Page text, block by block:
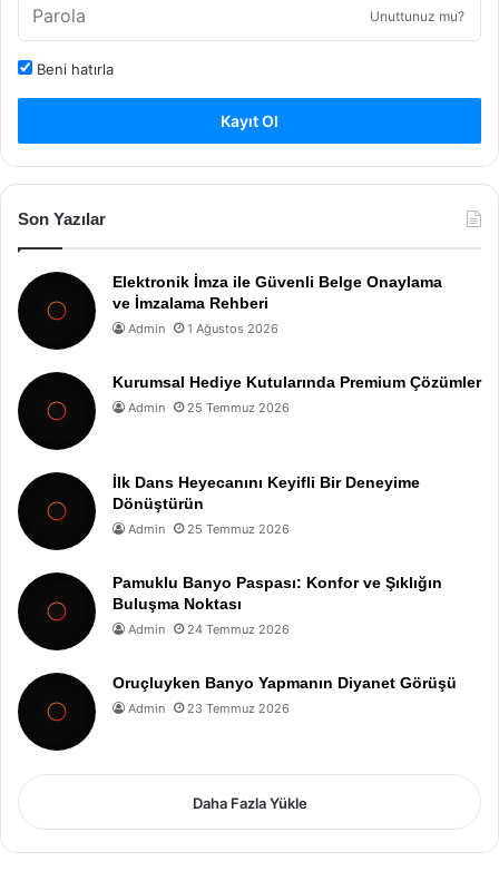
Unuttunuz mu?
Beni hatırla
Kayıt Ol
Son Yazılar
Elektronik İmza ile Güvenli Belge Onaylama
ve İmzalama Rehberi
Admin 1 Ağustos 2026
Kurumsal Hediye Kutularında Premium Çözümler
Admin 25 Temmuz 2026
İlk Dans Heyecanını Keyifli Bir Deneyime
Dönüştürün
Admin 25 Temmuz 2026
Pamuklu Banyo Paspası: Konfor ve Şıklığın
Buluşma Noktası
Admin 24 Temmuz 2026
Oruçluyken Banyo Yapmanın Diyanet Görüşü
Admin 23 Temmuz 2026
Daha Fazla Yükle